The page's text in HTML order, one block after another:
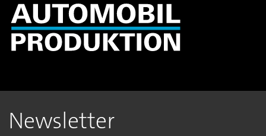
Newsletter